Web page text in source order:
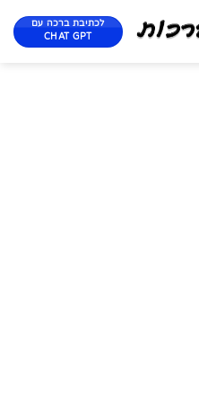
לכתיבת ברכה עם
CHAT GPT